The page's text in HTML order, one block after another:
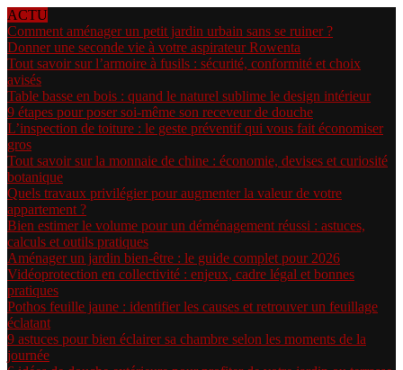
ACTU
Comment aménager un petit jardin urbain sans se ruiner ?
Donner une seconde vie à votre aspirateur Rowenta
Tout savoir sur l’armoire à fusils : sécurité, conformité et choix
avisés
Table basse en bois : quand le naturel sublime le design intérieur
9 étapes pour poser soi-même son receveur de douche
L’inspection de toiture : le geste préventif qui vous fait économiser
gros
Tout savoir sur la monnaie de chine : économie, devises et curiosité
botanique
Quels travaux privilégier pour augmenter la valeur de votre
appartement ?
Bien estimer le volume pour un déménagement réussi : astuces,
calculs et outils pratiques
Aménager un jardin bien-être : le guide complet pour 2026
Vidéoprotection en collectivité : enjeux, cadre légal et bonnes
pratiques
Pothos feuille jaune : identifier les causes et retrouver un feuillage
éclatant
9 astuces pour bien éclairer sa chambre selon les moments de la
journée